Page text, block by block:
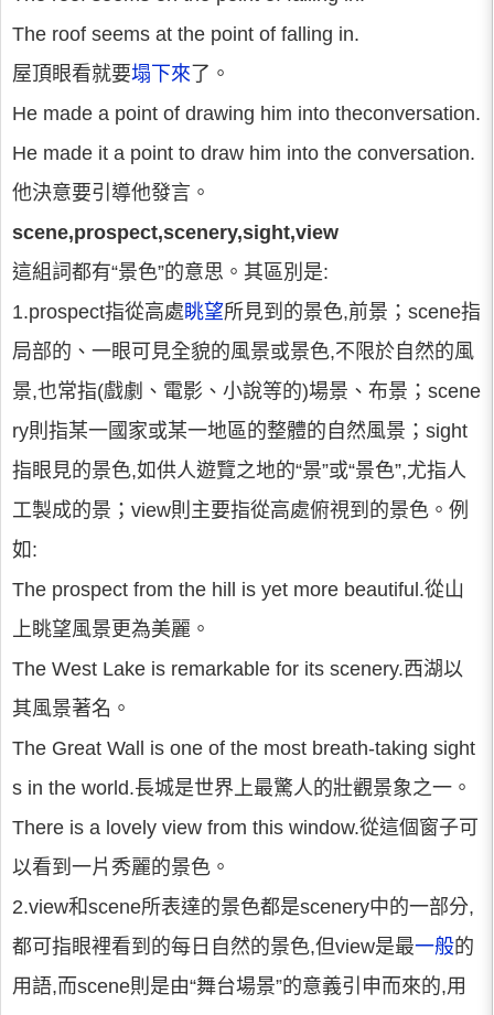
The roof seems at the point of falling in.
屋頂眼看就要塌下來 了。
He made a point of drawing him into theconversation.
He made it a point to draw him into the conversation.
他決意要引導他發言。
scene,prospect,scenery,sight,view
這組詞都有“景色”的意思。其區別是:
1.prospect指從高處眺望所見到的景色,前景；scene指
局部的、一眼可見全貌的風景或景色,不限於自然的風
景,也常指(戲劇、電影、小說等的)場景、布景；scene
ry則指某一國家或某一地區的整體的自然風景；sight
指眼見的景色,如供人遊覽之地的“景”或“景色”,尤指人
工製成的景；view則主要指從高處俯視到的景色。例
如:
The prospect from the hill is yet more beautiful.從山
上眺望風景更為美麗。
The West Lake is remarkable for its scenery.西湖以
其風景著名。
The Great Wall is one of the most breath-taking sight
s in the world.長城是世界上最驚人的壯觀景象之一。
There is a lovely view from this window.從這個窗子可
以看到一片秀麗的景色。
2.view和scene所表達的景色都是scenery中的一部分,
都可指眼裡看到的每日自然的景色,但view是最一般的
用語,而scene則是由“舞台場景”的意義引申而來的,用